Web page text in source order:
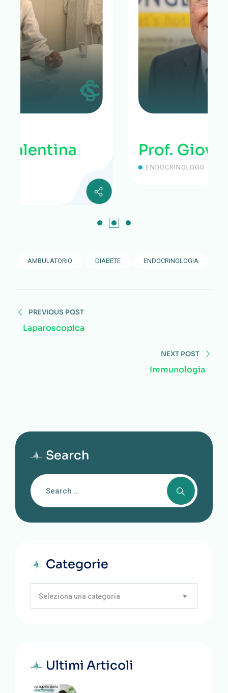
Prof. Giovanni Spera
AMBULATORIO DIABETE ENDOCRINOLOGIA
PREVIOUS POST
Laparoscopica
NEXT POST
Immunologia
Search
Categorie
Seleziona una categoria
Ultimi Articoli